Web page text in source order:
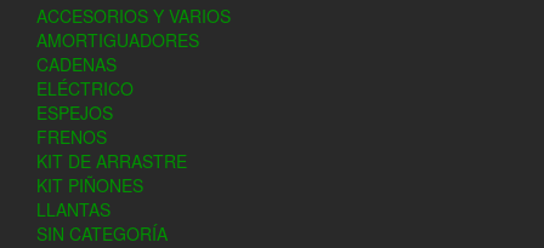
ACCESORIOS Y VARIOS
AMORTIGUADORES
CADENAS
ELÉCTRICO
ESPEJOS
FRENOS
KIT DE ARRASTRE
KIT PIÑONES
LLANTAS
SIN CATEGORÍA